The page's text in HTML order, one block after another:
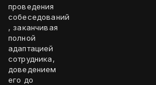
проведения
собеседований
, заканчивая
полной
адаптацией
сотрудника,
доведением
его до